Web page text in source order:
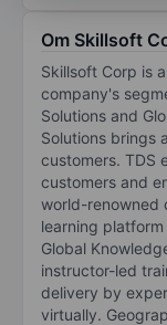
Om Skillsoft
Skillsoft Corp is
company's
Solutions and
Solutions brings
customers. TDS
customers and
world-renowned
learning
Global
instructor-led
delivery by
virtually.